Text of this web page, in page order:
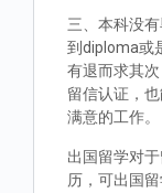
三、本科没
到diploma或
有退而求其
留信认证，
满意的工作。
出国留学对
历，可出国